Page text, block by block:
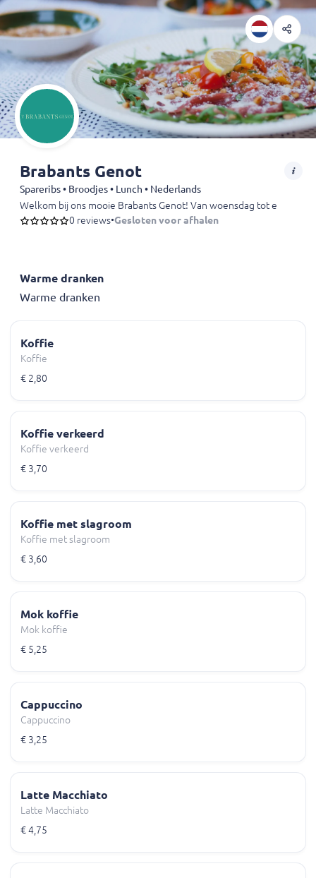
Brabants Genot
Spareribs • Broodjes • Lunch • Nederlands
Welkom bij ons mooie Brabants Genot! Van woensdag tot en met
0 reviews•Gesloten voor afhalen
Warme dranken
Warme dranken
Koffie
Koffie
€ 2,80
Koffie verkeerd
Koffie verkeerd
€ 3,70
Koffie met slagroom
Koffie met slagroom
€ 3,60
Mok koffie
Mok koffie
€ 5,25
Cappuccino
Cappuccino
€ 3,25
Latte Macchiato
Latte Macchiato
€ 4,75